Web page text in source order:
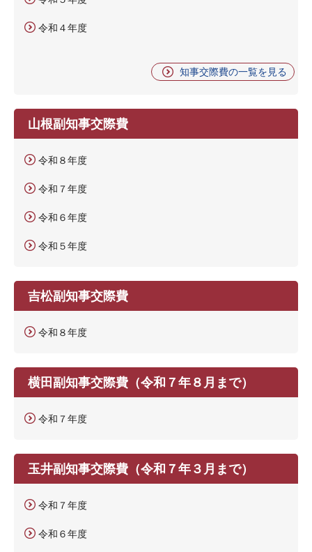
令和４年度
知事交際費の一覧を見る
山根副知事交際費
令和８年度
令和７年度
令和６年度
令和５年度
吉松副知事交際費
令和８年度
横田副知事交際費（令和７年８月まで）
令和７年度
玉井副知事交際費（令和７年３月まで）
令和７年度
令和６年度